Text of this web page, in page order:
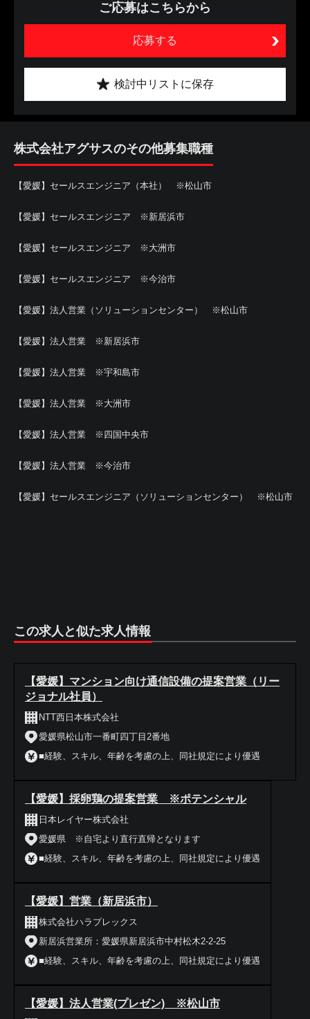
ご応募はこちらから
応募する
検討中リストに保存
株式会社アグサスのその他募集職種
【愛媛】セールスエンジニア（本社） ※松山市
【愛媛】セールスエンジニア ※新居浜市
【愛媛】セールスエンジニア ※大洲市
【愛媛】セールスエンジニア ※今治市
【愛媛】法人営業（ソリューションセンター） ※松山市
【愛媛】法人営業 ※新居浜市
【愛媛】法人営業 ※宇和島市
【愛媛】法人営業 ※大洲市
【愛媛】法人営業 ※四国中央市
【愛媛】法人営業 ※今治市
【愛媛】セールスエンジニア（ソリューションセンター） ※松山市
この求人と似た求人情報
【愛媛】マンション向け通信設備の提案営業（リー
ジョナル社員）
NTT西日本株式会社
愛媛県松山市一番町四丁目2番地
■経験、スキル、年齢を考慮の上、同社規定により優遇
【愛媛】採卵鶏の提案営業 ※ポテンシャル
日本レイヤー株式会社
愛媛県 ※自宅より直行直帰となります
■経験、スキル、年齢を考慮の上、同社規定により優遇
【愛媛】営業（新居浜市）
株式会社ハラプレックス
新居浜営業所：愛媛県新居浜市中村松木2-2-25
■経験、スキル、年齢を考慮の上、同社規定により優遇
【愛媛】法人営業(プレゼン) ※松山市